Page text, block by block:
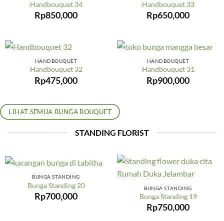
Handbouquet 34
Rp850,000
Handbouquet 33
Rp650,000
HANDBOUQUET
Handbouquet 32
Rp475,000
HANDBOUQUET
Handbouquet 31
Rp900,000
LIHAT SEMUA BUNGA BOUQUET
STANDING FLORIST
BUNGA STANDING
Bunga Standing 20
Rp700,000
BUNGA STANDING
Bunga Standing 19
Rp750,000